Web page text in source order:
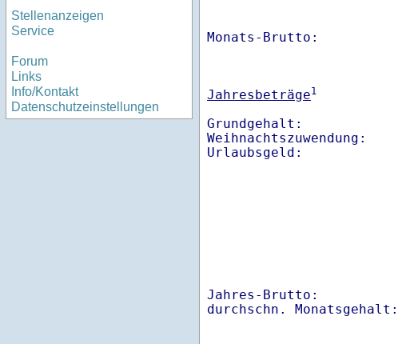
Stellenanzeigen
Service
Forum
Links
Info/Kontakt
Datenschutzeinstellungen
Monats-
Jahresbeträge1
Grundgehalt:
Jahres-